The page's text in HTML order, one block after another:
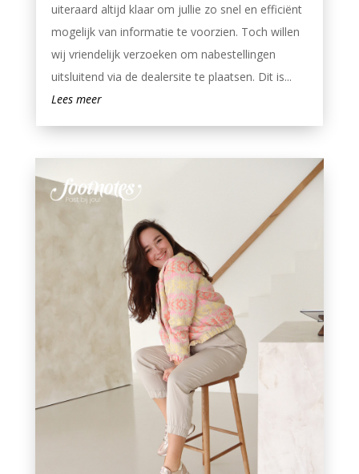
uiteraard altijd klaar om jullie zo snel en efficiënt
mogelijk van informatie te voorzien. Toch willen
wij vriendelijk verzoeken om nabestellingen
uitsluitend via de dealersite te plaatsen. Dit is...
Lees meer